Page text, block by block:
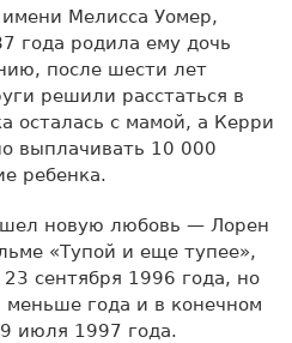
Мелисса Уомер,
года родила ему дочь
после шести лет
решили расстаться в
осталась с мамой, а Керри
выплачивать 10 000
ребенка.
новую любовь — Лорен
«Тупой и еще тупее»,
сентября 1996 года, но
года и в конечном
июля 1997 года.